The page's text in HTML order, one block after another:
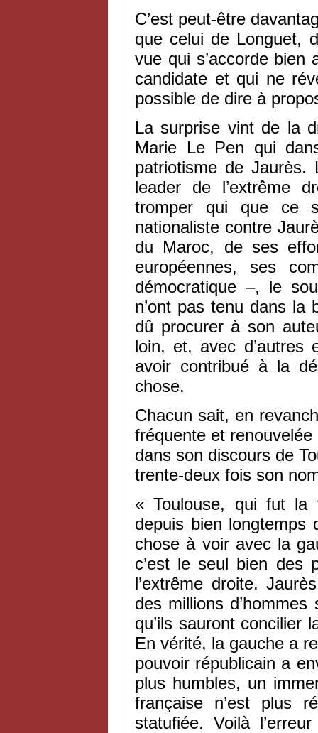
C’est peut-être
que celui de Longuet,
vue qui s’accorde bien
candidate et qui ne
possible de dire à
La surprise vint de la
Marie Le Pen qui
patriotisme de
leader de l’extrême
tromper qui que ce
nationaliste contre
du Maroc, de ses
européennes, ses
démocratique –, le
n’ont pas tenu dans la
dû procurer à son
loin, et, avec d’autres
avoir contribué à la
chose.
Chacun sait, en
fréquente et
dans son discours de
trente-deux fois son
«Toulouse, qui fut
depuis bien longtemps
chose à voir avec la
c’est le seul bien des
l’extrême droite.
des millions
qu’ils sauront concilier
En vérité, la gauche a
pouvoir républicain a
plus humbles, un
française n’est plus
statufiée. Voilà